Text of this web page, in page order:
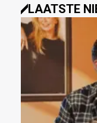
LAATSTE